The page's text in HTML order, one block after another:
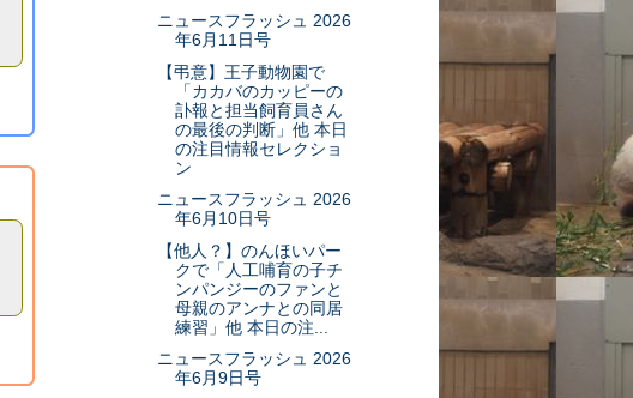
ニュースフラッシュ 2026
年6月11日号
【弔意】王子動物園で
「カカバのカッピーの
訃報と担当飼育員さん
の最後の判断」他 本日
の注目情報セレクショ
ン
ニュースフラッシュ 2026
年6月10日号
【他人？】のんほいパー
クで「人工哺育の子チ
ンパンジーのファンと
母親のアンナとの同居
練習」他 本日の注...
ニュースフラッシュ 2026
年6月9日号